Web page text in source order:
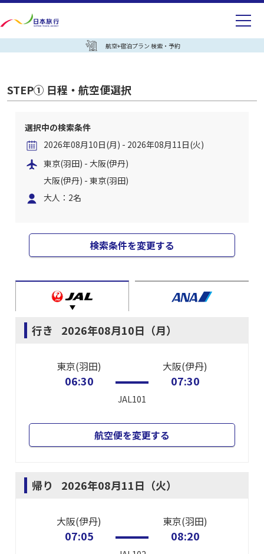
航空+宿泊プラン 検索・予約
STEP① 日程・航空便選択
選択中の検索条件
2026年08月10日(月) - 2026年08月11日(火)
東京(羽田) - 大阪(伊丹)
大阪(伊丹) - 東京(羽田)
大人：2名
検索条件を変更する
行き 2026年08月10日（月）
東京(羽田)
06:30
JAL101
大阪(伊丹)
07:30
航空便を変更する
帰り 2026年08月11日（火）
大阪(伊丹)
07:05
東京(羽田)
08:20